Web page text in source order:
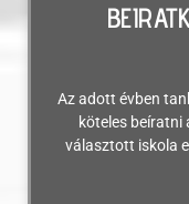
Az adott évben
köteles beíratni
választott iskola